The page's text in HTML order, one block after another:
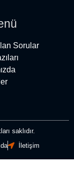
Sorular
saklıdır.
İletişim